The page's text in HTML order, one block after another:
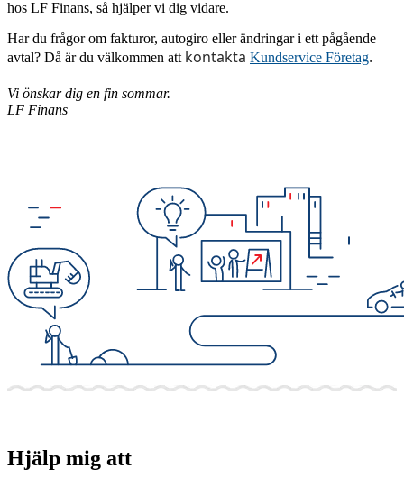
hos LF Finans, så hjälper vi dig vidare.
Har du frågor om fakturor, autogiro eller ändringar i ett pågående
avtal? Då är du välkommen attkontakta Kundservice Företag.
Vi önskar dig en fin sommar.
LF Finans
Hjälp mig att